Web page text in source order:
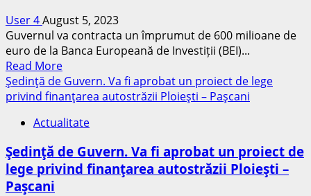
autostrăzii
Buzău-
Ploiești
se
deschide
luna
„România
a
ajuns
la
User 4August 5, 2023
Guvernul va contracta un împrumut de 600 milioane de
euro de la Banca Europeană de Investiții (BEI)...
Read MoreRead
more
about
va
o
nouă
Şedinţă de Guvern. Va fi aprobat un proiect de lege
privind finanţarea autostrăzii Ploieşti – Paşcani
Actualitate
Şedinţă de Guvern. Va fi aprobat un proiect de
lege privind finanţarea autostrăzii Ploieşti –
Paşcani